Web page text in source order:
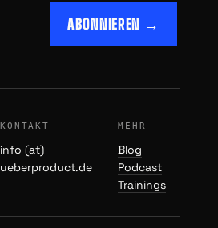
ABONNIEREN →
KONTAKT
info (at)
ueberproduct.de
MEHR
Blog
Podcast
Trainings